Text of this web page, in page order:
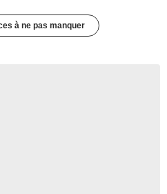
à ne pas manquer